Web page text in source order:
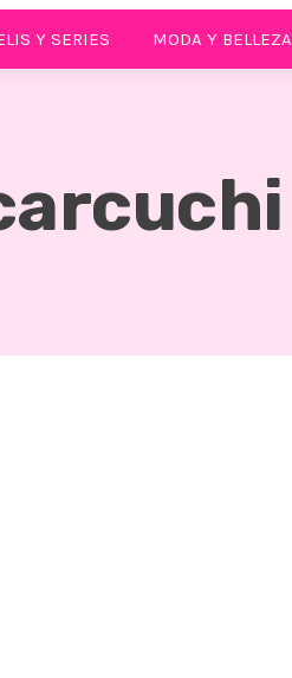
Y SERIES MODA Y BELLEZA